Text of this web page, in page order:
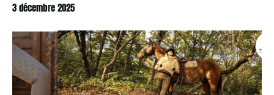
3 décembre 2025